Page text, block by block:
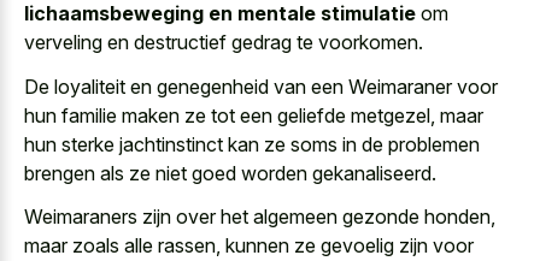
lichaamsbeweging en mentale stimulatie om
verveling en destructief gedrag te voorkomen.
De loyaliteit en genegenheid van een Weimaraner voor
hun familie maken ze tot een geliefde metgezel, maar
hun sterke jachtinstinct kan ze soms in de problemen
brengen als ze niet goed worden gekanaliseerd.
Weimaraners zijn over het algemeen gezonde honden,
maar zoals alle rassen, kunnen ze gevoelig zijn voor